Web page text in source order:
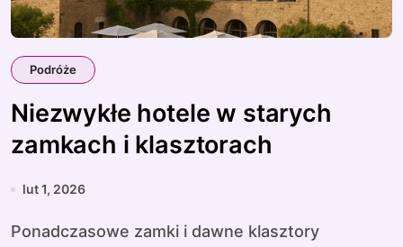
Podróże
Niezwykłe hotele w starych
zamkach i klasztorach
lut 1, 2026
Ponadczasowe zamki i dawne klasztory